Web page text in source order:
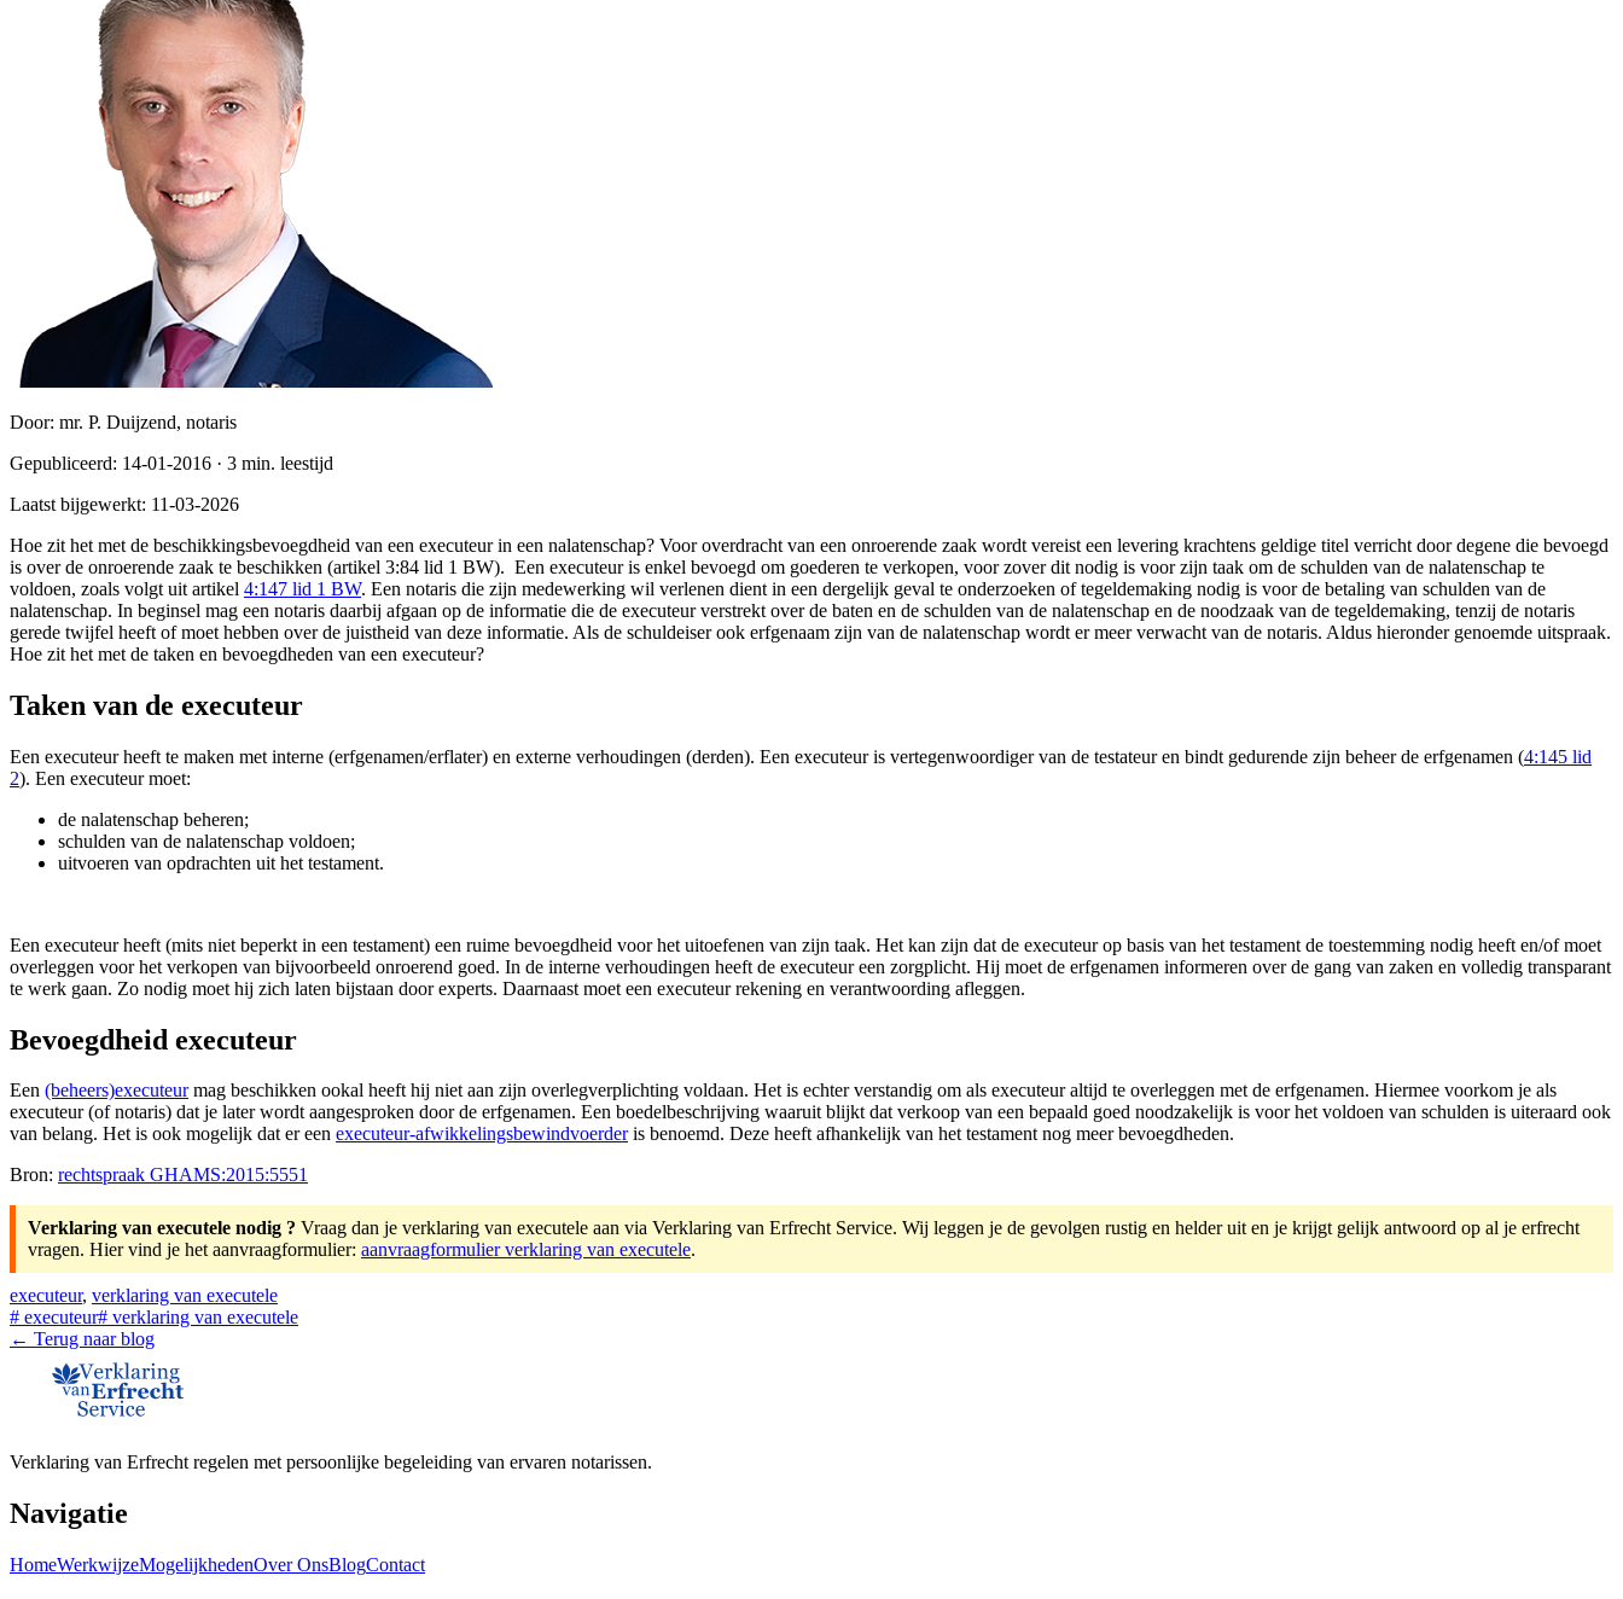
Door: mr. P. Duijzend, notaris
Gepubliceerd: 14-01-2016 · 3 min. leestijd
Laatst bijgewerkt: 11-03-2026
Hoe zit het met de beschikkingsbevoegdheid van een executeur in een nalatenschap? Voor overdracht van een onroerende zaak wordt vereist een levering krachtens geldige titel verricht door degene die bevoegd
is over de onroerende zaak te beschikken (artikel 3:84 lid 1 BW). Een executeur is enkel bevoegd om goederen te verkopen, voor zover dit nodig is voor zijn taak om de schulden van de nalatenschap te
voldoen, zoals volgt uit artikel 4:147 lid 1 BW. Een notaris die zijn medewerking wil verlenen dient in een dergelijk geval te onderzoeken of tegeldemaking nodig is voor de betaling van schulden van de
nalatenschap. In beginsel mag een notaris daarbij afgaan op de informatie die de executeur verstrekt over de baten en de schulden van de nalatenschap en de noodzaak van de tegeldemaking, tenzij de notaris
gerede twijfel heeft of moet hebben over de juistheid van deze informatie. Als de schuldeiser ook erfgenaam zijn van de nalatenschap wordt er meer verwacht van de notaris. Aldus hieronder genoemde uitspraak.
Hoe zit het met de taken en bevoegdheden van een executeur?
Taken van de executeur
Een executeur heeft te maken met interne (erfgenamen/erflater) en externe verhoudingen (derden). Een executeur is vertegenwoordiger van de testateur en bindt gedurende zijn beheer de erfgenamen (4:145 lid
2). Een executeur moet:
de nalatenschap beheren;
schulden van de nalatenschap voldoen;
uitvoeren van opdrachten uit het testament.
Een executeur heeft (mits niet beperkt in een testament) een ruime bevoegdheid voor het uitoefenen van zijn taak. Het kan zijn dat de executeur op basis van het testament de toestemming nodig heeft en/of moet
overleggen voor het verkopen van bijvoorbeeld onroerend goed. In de interne verhoudingen heeft de executeur een zorgplicht. Hij moet de erfgenamen informeren over de gang van zaken en volledig transparant
te werk gaan. Zo nodig moet hij zich laten bijstaan door experts. Daarnaast moet een executeur rekening en verantwoording afleggen.
Bevoegdheid executeur
Een (beheers)executeurmag beschikken ookal heeft hij niet aan zijn overlegverplichting voldaan. Het is echter verstandig om als executeur altijd te overleggen met de erfgenamen. Hiermee voorkom je als
executeur (of notaris) dat je later wordt aangesproken door de erfgenamen. Een boedelbeschrijving waaruit blijkt dat verkoop van een bepaald goed noodzakelijk is voor het voldoen van schulden is uiteraard ook
van belang. Het is ook mogelijk dat er een executeur-afwikkelingsbewindvoerderis benoemd. Deze heeft afhankelijk van het testament nog meer bevoegdheden.
Bron: rechtspraak GHAMS:2015:5551
Verklaring van executele nodig ? Vraag dan je verklaring van executele aan via Verklaring van Erfrecht Service. Wij leggen je de gevolgen rustig en helder uit en je krijgt gelijk antwoord op al je erfrecht
vragen. Hier vind je het aanvraagformulier: aanvraagformulier verklaring van executele.
executeur, verklaring van executele
# executeur# verklaring van executele
← Terug naar blog
Verklaring van Erfrecht regelen met persoonlijke begeleiding van ervaren notarissen.
Navigatie
HomeWerkwijzeMogelijkhedenOver OnsBlogContact